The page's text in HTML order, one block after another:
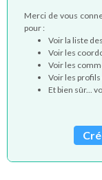
Merci de vous
pour :
Voir la liste
Voir les
Voir les
Voir les
Et bien sûr...